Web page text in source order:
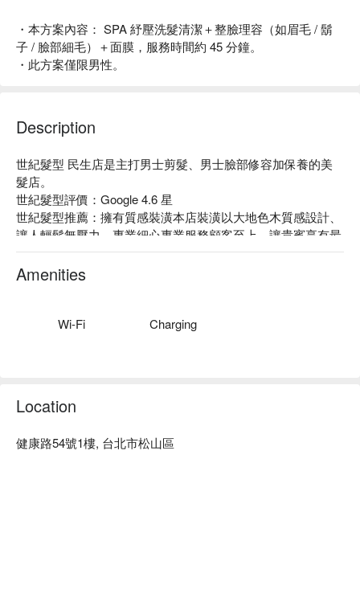
・本方案內容： SPA 紓壓洗髮清潔＋整臉理容（如眉毛 / 鬍
子 / 臉部細毛）＋面膜，服務時間約 45 分鐘。
・此方案僅限男性。
Description
世紀髮型 民生店是主打男士剪髮、男士臉部修容加保養的美
髮店。
世紀髮型評價：Google 4.6 星
世紀髮型推薦：擁有質感裝潢本店裝潢以大地色木質感設計、
讓人輕鬆無壓力。專業細心專業服務顧客至上，讓貴賓享有最
好的服務品質。
世紀髮型服務：主打男士美髮造型、修容的專門私人會館，
世紀髮型 民生店預約、世紀髮型 民生店價格立刻查看⬇︎
Amenities
Wi-Fi Charging
Location
健康路54號1樓, 台北市松山區